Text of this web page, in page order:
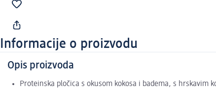
Informacije o proizvodu
Opis proizvoda
Proteinska pločica s okusom kokosa i badema, s hrskavim